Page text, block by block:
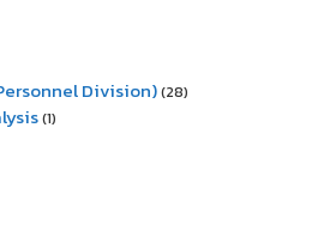
Division)(28)
(1)